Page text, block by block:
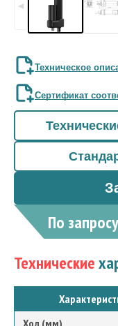
◄
Техническое
Сертификат
По запросу
Технические
Ход (мм)